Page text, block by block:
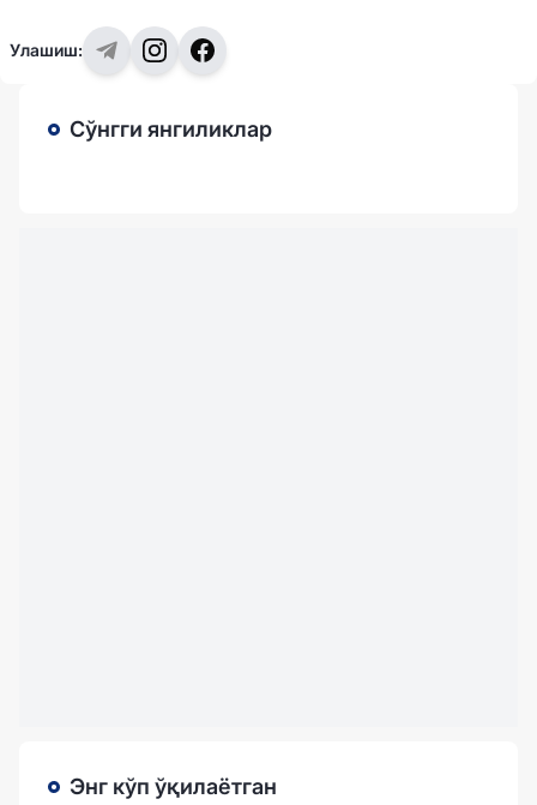
Улашиш:
Сўнгги янгиликлар
Энг кўп ўқилаётган